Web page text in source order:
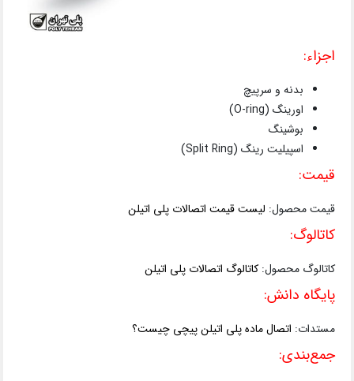
اجزاء:
بدنه و سرپیچ
اورینگ (O-ring)
بوشینگ
اسپیلیت رینگ (Split Ring)
قیمت:
قیمت محصول: لیست قیمت اتصالات پلی اتیلن
کاتالوگ:
کاتالوگ محصول:کاتالوگ اتصالات پلی اتیلن
پایگاه دانش:
مستدات: اتصال ماده پلی اتیلن پیچی چیست؟
جمع‌بندی: